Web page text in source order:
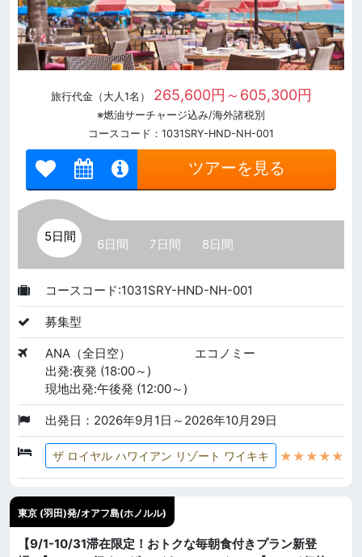
旅行代金（大人1名） 265,600円～605,300円
※燃油サーチャージ込み/海外諸税別
コースコード：1031SRY-HND-NH-001
ツアーを見る
5日間
6日間 7日間 8日間
コースコード:1031SRY-HND-NH-001
募集型
ANA（全日空）
エコノミー
出発:夜発 (18:00～)
現地出発:午後発 (12:00～)
出発日：2026年9月1日～2026年10月29日
ザ ロイヤル ハワイアン リゾート ワイキキ ★★★★★
東京 (羽田)発/オアフ島(ホノルル)
【9/1-10/31滞在限定！おトクな毎朝食付きプラン新登